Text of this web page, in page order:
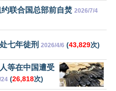
联合国总部前自焚 2026/7/4
七年徒刑 2026/4/6 (43,829次)
等在中国遭受
24 (26,818次)